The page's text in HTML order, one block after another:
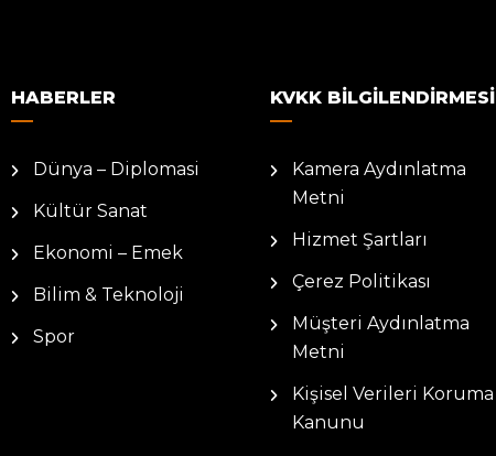
HABERLER
Dünya – Diplomasi
Kültür Sanat
Ekonomi – Emek
Bilim & Teknoloji
Spor
KVKK BILGILENDIRMESI
Kamera Aydınlatma
Metni
Hizmet Şartları
Çerez Politikası
Müşteri Aydınlatma
Metni
Kişisel Verileri Koruma
Kanunu